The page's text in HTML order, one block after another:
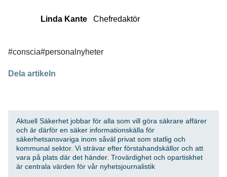
Linda Kante Chefredaktör
#conscia#personalnyheter
Dela artikeln
Aktuell Säkerhet jobbar för alla som vill göra säkrare affärer
och är därför en säker informationskälla för
säkerhetsansvariga inom såväl privat som statlig och
kommunal sektor. Vi strävar efter förstahandskällor och att
vara på plats där det händer. Trovärdighet och opartiskhet
är centrala värden för vår nyhetsjournalistik